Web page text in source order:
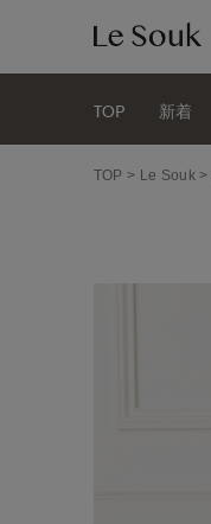
TOP 新着
TOP Le Souk